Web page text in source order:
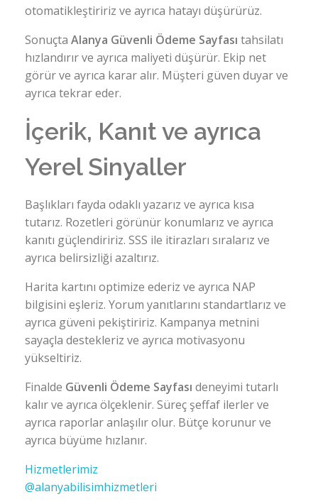
otomatikleştiririz ve ayrıca hatayı düşürürüz.
Sonuçta Alanya Güvenli Ödeme Sayfası tahsilatı
hızlandırır ve ayrıca maliyeti düşürür. Ekip net
görür ve ayrıca karar alır. Müşteri güven duyar ve
ayrıca tekrar eder.
İçerik, Kanıt ve ayrıca
Yerel Sinyaller
Başlıkları fayda odaklı yazarız ve ayrıca kısa
tutarız. Rozetleri görünür konumlarız ve ayrıca
kanıtı güçlendiririz. SSS ile itirazları sıralarız ve
ayrıca belirsizliği azaltırız.
Harita kartını optimize ederiz ve ayrıca NAP
bilgisini eşleriz. Yorum yanıtlarını standartlarız ve
ayrıca güveni pekiştiririz. Kampanya metnini
sayaçla destekleriz ve ayrıca motivasyonu
yükseltiriz.
Finalde Güvenli Ödeme Sayfası deneyimi tutarlı
kalır ve ayrıca ölçeklenir. Süreç şeffaf ilerler ve
ayrıca raporlar anlaşılır olur. Bütçe korunur ve
ayrıca büyüme hızlanır.
Hizmetlerimiz
@alanyabilisimhizmetleri